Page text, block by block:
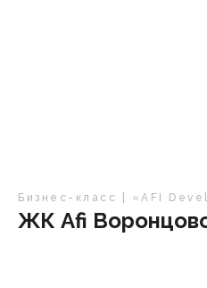
Бизнес-класс | «AFI
ЖК Afi